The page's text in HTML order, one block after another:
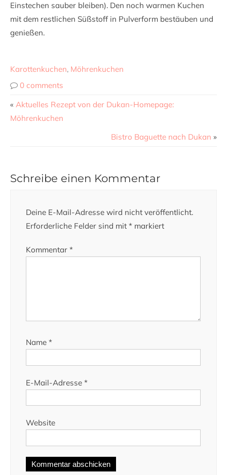
Einstechen sauber bleiben). Den noch warmen Kuchen
mit dem restlichen Süßstoff in Pulverform bestäuben und
genießen.
Karottenkuchen, Möhrenkuchen
0 comments
« Aktuelles Rezept von der Dukan-Homepage:
Möhrenkuchen
Bistro Baguette nach Dukan »
Schreibe einen Kommentar
Deine E-Mail-Adresse wird nicht veröffentlicht.
Erforderliche Felder sind mit * markiert
Kommentar *
Name *
E-Mail-Adresse *
Website